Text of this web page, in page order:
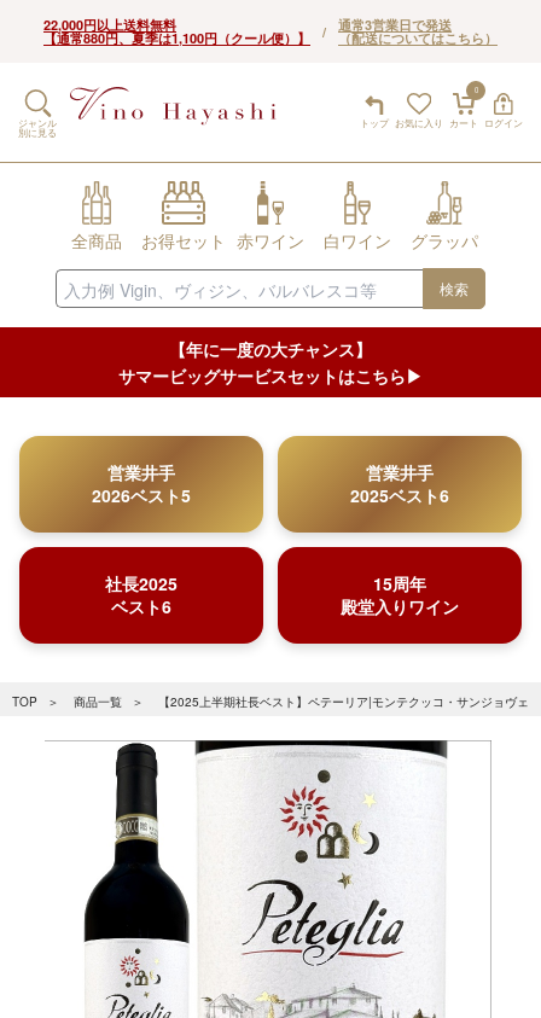
22,000円以上送料無料
【通常880円、夏季は1,100円（クール便）】 / 通常3営業日で発送
（配送についてはこちら）
トップ お気に入り
0
カート ログイン
ジャンル
別に見る
全商品 お得セット 赤ワイン 白ワイン グラッパ
検索
【年に一度の大チャンス】
サマービッグサービスセットはこちら▶︎
営業井手
2026ベスト5
営業井手
2025ベスト6
社長2025
ベスト6
15周年
殿堂入りワイン
TOP 商品一覧 【2025上半期社長ベスト】ペテーリア|モンテクッコ・サンジョヴェ